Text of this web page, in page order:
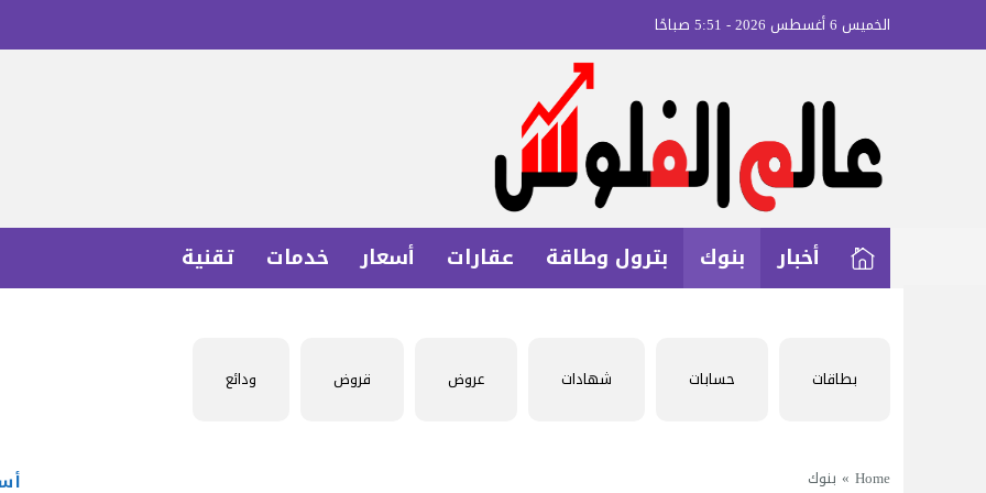
الخميس 6 أغسطس 2026 - 5:51 صباحًا
أخبار بنوك بترول وطاقة عقارات أسعار خدمات تقنية
بطاقات حسابات شهادات عروض قروض ودائع
Home
» بنوك